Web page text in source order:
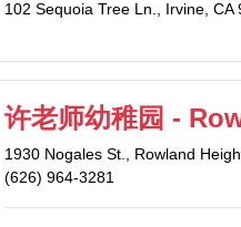
102 Sequoia Tree Ln., Irvine, CA
许老师幼稚园 -
1930 Nogales St., Rowland
(626) 964-3281